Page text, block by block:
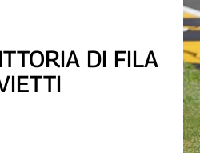
DI FILA